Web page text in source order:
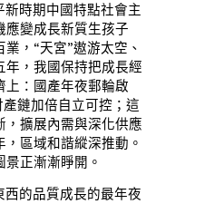
時期中國特點社會主
應變成長新質生孩子
，“天宮”遨游太空、
年，我國保持把成長經
上：國產年夜郵輪啟
鏈加倍自立可控；這
，擴展內需與深化供應
區域和諧縱深推動。
正漸漸睜開。
西的品質成長的最年夜